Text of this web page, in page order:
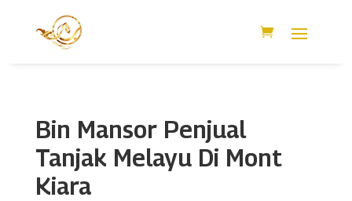
Bin Mansor Penjual
Tanjak Melayu Di Mont
Kiara